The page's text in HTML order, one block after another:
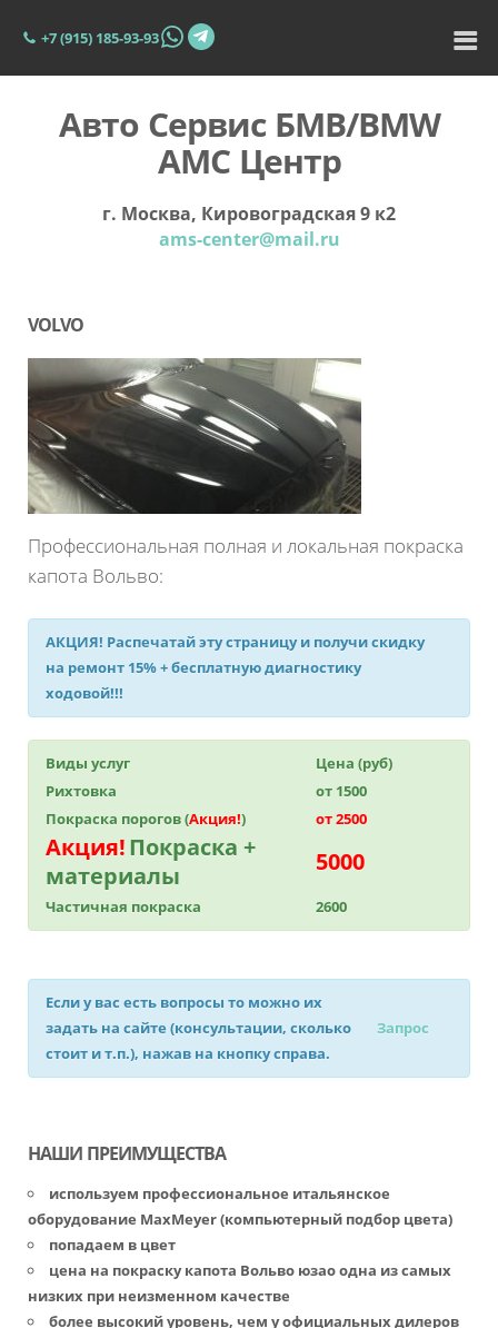
+7 (915) 185-93-93
Авто Сервис БМВ/BMW
АМС Центр
г. Москва, Кировоградская 9 к2
ams-center@mail.ru
VOLVO
Профессиональная полная и локальная покраска
капота Вольво:
АКЦИЯ! Распечатай эту страницу и получискидку
на ремонт 15%+ бесплатную диагностику
ходовой!!!
Виды услуг
Цена (руб)
Рихтовка
от 1500
Покраска порогов (Акция!) от 2500
Акция!Покраска +
материалы
5000
Частичная покраска 2600
Если у вас есть вопросы то можно их
задать на сайте (консультации, сколько
стоит и т.п.), нажав на кнопку справа.
Запрос
НАШИ ПРЕИМУЩЕСТВА
используем профессиональное итальянское
оборудование MaxMeyer (компьютерный подбор цвета)
попадаем в цвет
цена на покраску капота Вольво юзао одна из самых
низких при неизменном качестве
более высокий уровень, чем у официальных дилеров